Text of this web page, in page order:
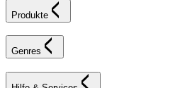
Produkte
Genres